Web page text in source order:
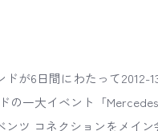
ドが6日間にわたって2012-
の一大イベント「
ンツ コネクションをメイン